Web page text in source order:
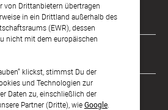
von Drittanbietern übertragen
in ein Drittland außerhalb des
(EWR), dessen
nicht mit dem europäischen
klickst, stimmst Du der
und Technologien zur
Daten zu, einschließlich der
Partner (Dritte), wieGoogle